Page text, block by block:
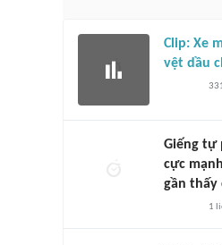
Clip: Xe
vệt dầu
Giếng tự
cực
gần thấy
1